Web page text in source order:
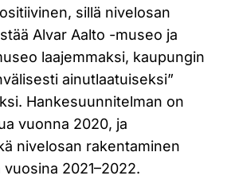
sillä nivelosan
Alvar Aalto -museo ja
laajemmaksi, kaupungin
ainutlaatuiseksi”
Hankesuunnitelman on
vuonna 2020, ja
nivelosan rakentaminen
2021–2022.